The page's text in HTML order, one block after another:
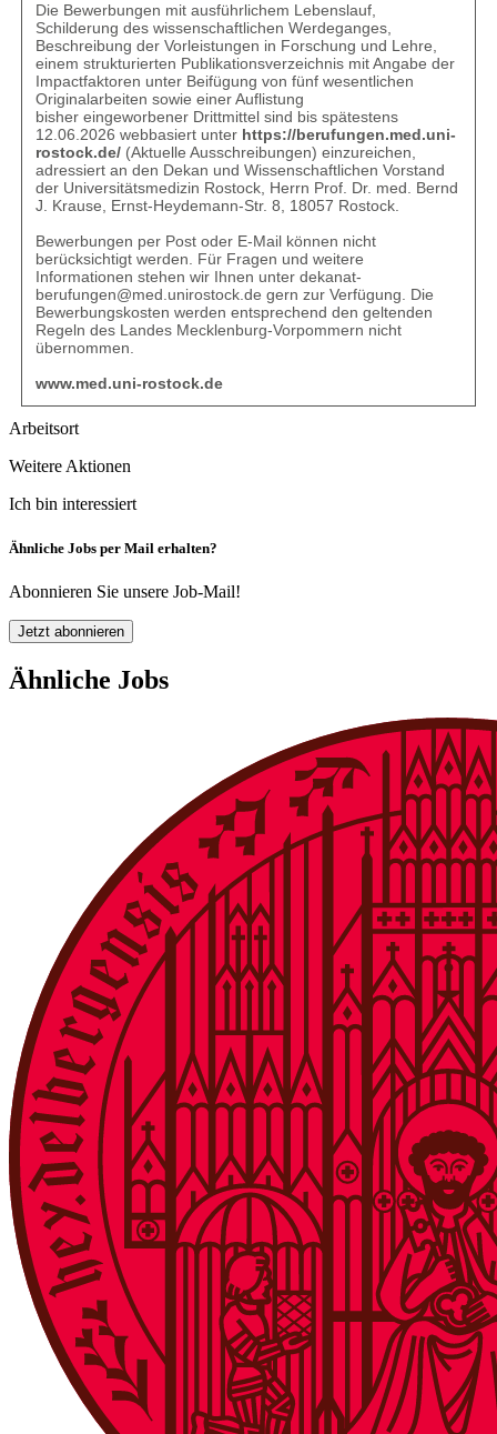
Die Bewerbungen mit ausführlichem Lebenslauf,
Schilderung des wissenschaftlichen Werdeganges,
Beschreibung der Vorleistungen in Forschung und Lehre,
einem strukturierten Publikationsverzeichnis mit Angabe der
Impactfaktoren unter Beifügung von fünf wesentlichen
Originalarbeiten sowie einer Auflistung
bisher eingeworbener Drittmittel sind bis spätestens
12.06.2026 webbasiert unter https://berufungen.med.uni-
rostock.de/ (Aktuelle Ausschreibungen) einzureichen,
adressiert an den Dekan und Wissenschaftlichen Vorstand
der Universitätsmedizin Rostock, Herrn Prof. Dr. med. Bernd
J. Krause, Ernst-Heydemann-Str. 8, 18057 Rostock.
Bewerbungen per Post oder E-Mail können nicht
berücksichtigt werden. Für Fragen und weitere
Informationen stehen wir Ihnen unterdekanat-
berufungen@med.unirostock.de gern zur Verfügung. Die
Bewerbungskosten werden entsprechend den geltenden
Regeln des Landes Mecklenburg-Vorpommern nicht
übernommen.
www.med.uni-rostock.de
Arbeitsort
Weitere Aktionen
Ich bin interessiert
Ähnliche Jobs per Mail erhalten?
Abonnieren Sie unsere Job-Mail!
Jetzt abonnieren
Ähnliche Jobs